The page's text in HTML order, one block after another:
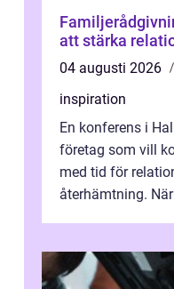
att stärka
04 augusti 2026
inspiration
En konferens i
företag som vill
med tid för
återhämtning.